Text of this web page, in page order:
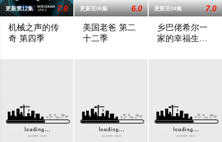
更新第12集 7.0
机械之声的传
奇 第四季
更新至06集 6.0
美国老爸 第二
十二季
更新至04集 7.0
乡巴佬希尔一
家的幸福生活